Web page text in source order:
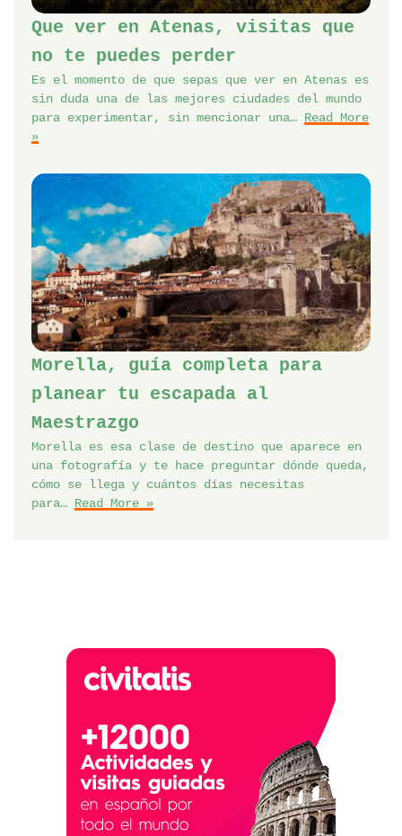
Que ver en Atenas, visitas que
no te puedes perder
Es el momento de que sepas que ver en Atenas es
sin duda una de las mejores ciudades del mundo
para experimentar, sin mencionar una… Read More
»
Morella, guía completa para
planear tu escapada al
Maestrazgo
Morella es esa clase de destino que aparece en
una fotografía y te hace preguntar dónde queda,
cómo se llega y cuántos días necesitas
para… Read More »